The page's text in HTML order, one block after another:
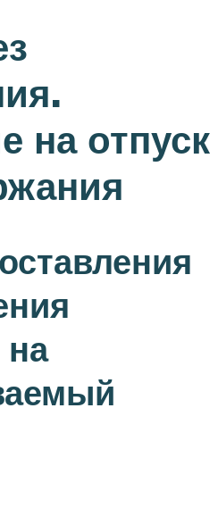
на отпуск
на